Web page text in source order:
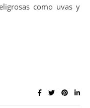
como uvas y